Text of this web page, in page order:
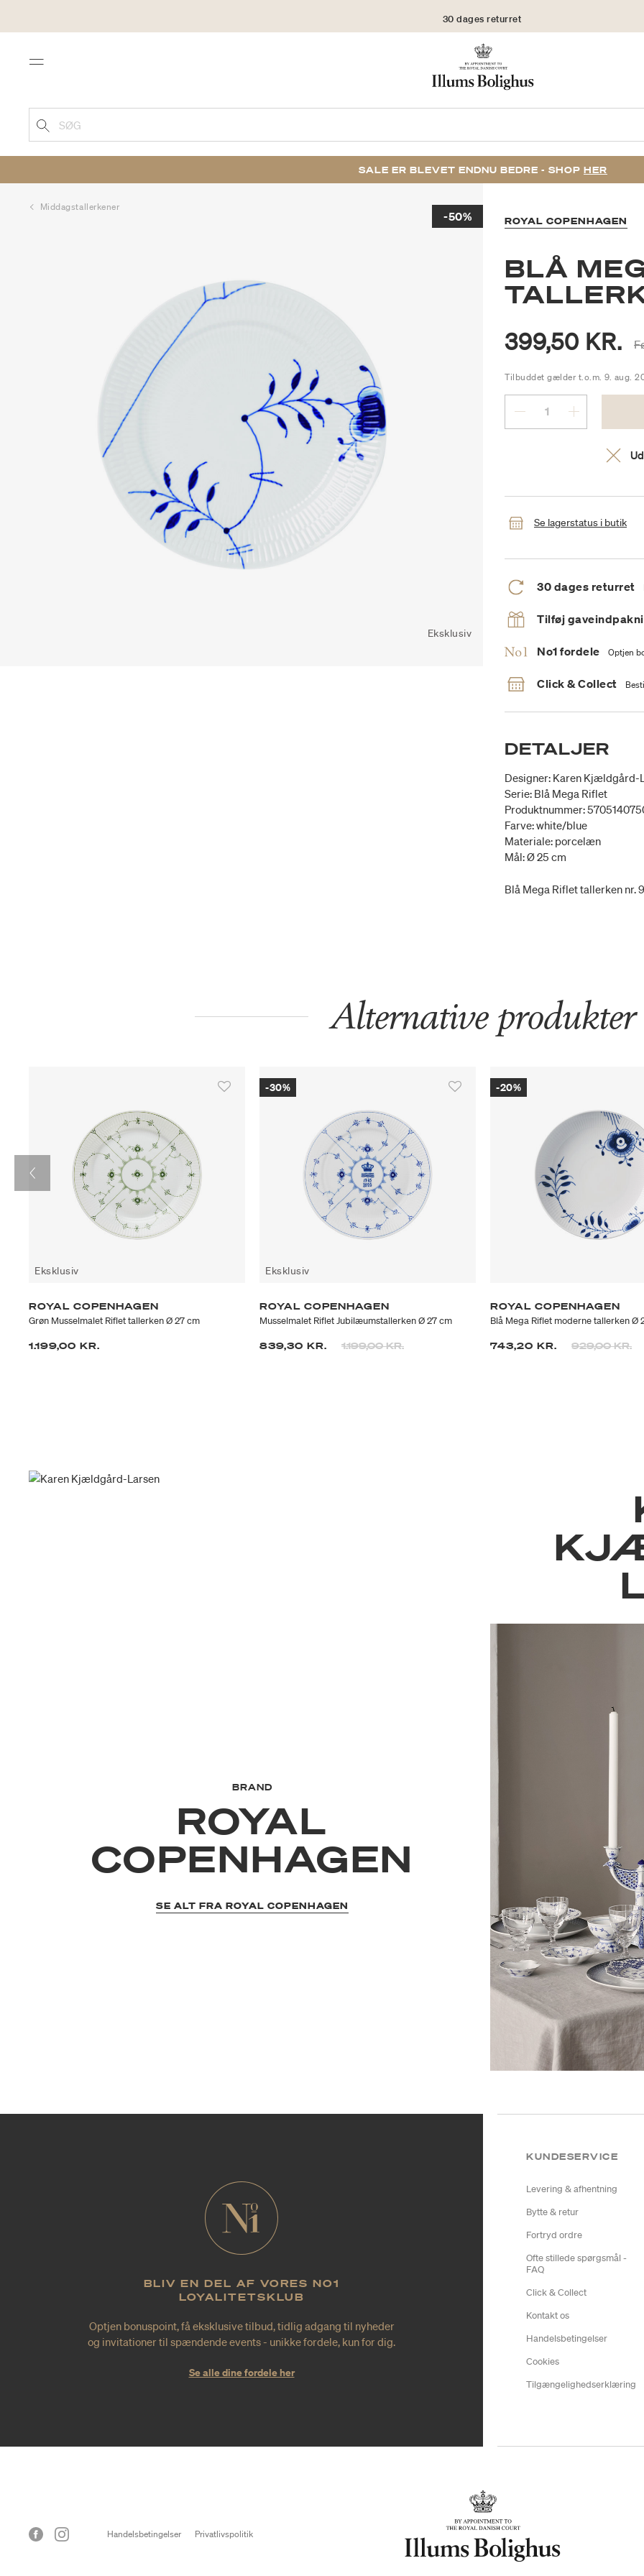
30 dages returret
Menu
SØG
SALE ER BLEVET ENDNU BEDRE - SHOP HER
Middagstallerkener
-50%
Eksklusiv
ROYAL COPENHAGEN
BLÅ
399,50 KR.
Tilbuddet gælder t.o.m. 9. aug.
Se lagerstatus i butik
30 dages returret
Tilføj
No1 fordele Optjen
Click & Collect
DETALJER
Designer: Karen Kjældgård-
Serie: Blå Mega Riflet
Produktnummer:
Farve: white/blue
Materiale: porcelæn
Mål: Ø 25 cm
Blå Mega Riflet tallerken nr.
Alternative produkter
Eksklusiv
ROYAL COPENHAGEN
Grøn Musselmalet Riflet tallerken Ø 27 cm
1.199,00 KR.
-30%
Eksklusiv
ROYAL COPENHAGEN
Musselmalet Riflet Jubilæumstallerken Ø 27 cm
839,30 KR. Prisen er nedsat fra
1.199,00 KR.til
-20%
ROYAL COPENHAGEN
Blå Mega Riflet moderne tallerken Ø
743,20 KR. Prisen er
929,00 KR.til
BRAND
ROYAL
COPENHAGEN
SE ALT FRA ROYAL COPENHAGEN
BLIV EN DEL AF VORES NO1
LOYALITETSKLUB
Optjen bonuspoint, få eksklusive tilbud, tidlig adgang til nyheder
og invitationer til spændende events - unikke fordele, kun for dig.
Se alle dine fordele her
KUNDESERVICE
Levering & afhentning
Bytte & retur
Fortryd ordre
Ofte stillede spørgsmål -
FAQ
Click & Collect
Kontakt os
Handelsbetingelser
Cookies
Tilgængelighedserklæring
Handelsbetingelser Privatlivspolitik